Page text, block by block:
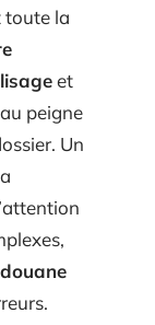
toute la
et
peigne
Un